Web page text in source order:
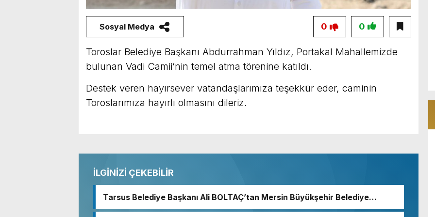
Sosyal Medya 0
0
Toroslar Belediye Başkanı Abdurrahman Yıldız, Portakal Mahallemizde
bulunan Vadi Camii’nin temel atma törenine katıldı.
Destek veren hayırsever vatandaşlarımıza teşekkür eder, caminin
Toroslarımıza hayırlı olmasını dileriz.
İLGİNİZİ ÇEKEBİLİR
Tarsus Belediye Başkanı Ali BOLTAÇ’tan Mersin Büyükşehir Belediye
Başkanı Ve TBB Başkanı Vahap Seçeri Ziyaret Etti Yapılan Paylaşımda;